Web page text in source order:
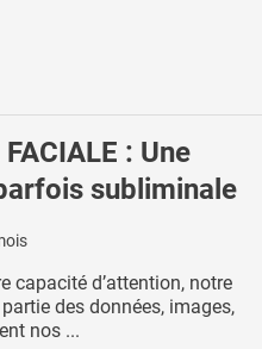
: Une
subliminale
capacité d’attention, notre
des données, images,
nos ...